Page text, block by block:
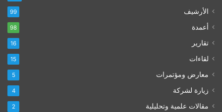
الأرشيف 99
أعمدة 98
تقارير 16
لقاءات 15
معارض ومؤتمرات 5
زيارة لشركة 4
مقالات علمية وتحليلية 2